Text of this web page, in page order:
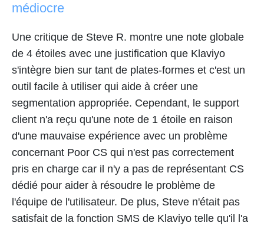
médiocre
Une critique de Steve R. montre une note globale
de 4 étoiles avec une justification que Klaviyo
s'intègre bien sur tant de plates-formes et c'est un
outil facile à utiliser qui aide à créer une
segmentation appropriée. Cependant, le support
client n'a reçu qu'une note de 1 étoile en raison
d'une mauvaise expérience avec un problème
concernant Poor CS qui n'est pas correctement
pris en charge car il n'y a pas de représentant CS
dédié pour aider à résoudre le problème de
l'équipe de l'utilisateur. De plus, Steve n'était pas
satisfait de la fonction SMS de Klaviyo telle qu'il l'a